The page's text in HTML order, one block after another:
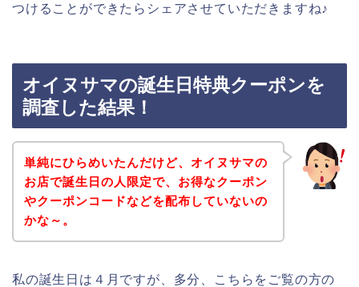
つけることができたらシェアさせていただきますね♪
オイヌサマの誕生日特典クーポンを
調査した結果！
単純にひらめいたんだけど、オイヌサマの
お店で誕生日の人限定で、お得なクーポン
やクーポンコードなどを配布していないの
かな～。
私の誕生日は４月ですが、多分、こちらをご覧の方の